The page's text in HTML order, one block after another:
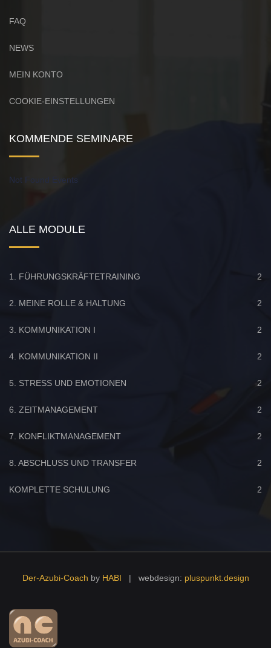
FAQ
NEWS
MEIN KONTO
COOKIE-EINSTELLUNGEN
KOMMENDE SEMINARE
Not Found Events
ALLE MODULE
1. FÜHRUNGSKRÄFTETRAINING 2
2. MEINE ROLLE & HALTUNG 2
3. KOMMUNIKATION I 2
4. KOMMUNIKATION II 2
5. STRESS UND EMOTIONEN 2
6. ZEITMANAGEMENT 2
7. KONFLIKTMANAGEMENT 2
8. ABSCHLUSS UND TRANSFER 2
KOMPLETTE SCHULUNG 2
Der-Azubi-Coach by HABI | webdesign: pluspunkt.design